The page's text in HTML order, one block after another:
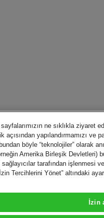
ne sıklıkla ziyaret
yapılandırmamızı ve
böyle “teknolojiler” olarak
Amerika Birleşik Devletleri)
tarafından işlenmesi
Tercihlerini Yönet” altındaki
İzin